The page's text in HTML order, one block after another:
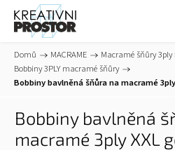
Domů / MACRAME / Macramé šňůry 3ply
Bobbiny 3PLY macramé šňůry /
Bobbiny bavlněná šňůra na macramé
Bobbiny bavlněná
macramé 3ply XXL